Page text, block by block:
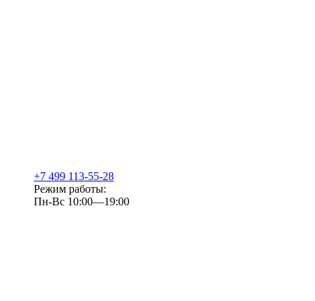
+7 499 113-55-28
Режим работы:
Пн-Вс 10:00—19:00